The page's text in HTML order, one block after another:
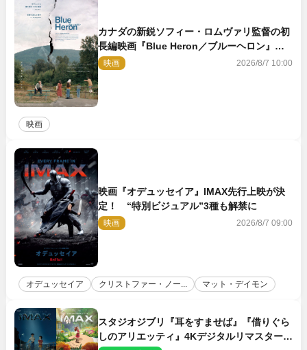
カナダの新鋭ソフィー・ロムヴァリ監督の初
長編映画『Blue Heron／ブルーヘロン』
10.23公開
映画 2026/8/7 10:00
映画
映画『オデュッセイア』IMAX先行上映が決
定！ “特別ビジュアル”3種も解禁に
映画 2026/8/7 09:00
オデュッセイア クリストファー・ノー... マット・デイモン
スタジオジブリ『耳をすませば』『借りぐら
しのアリエッティ』4Kデジタルリマスターで